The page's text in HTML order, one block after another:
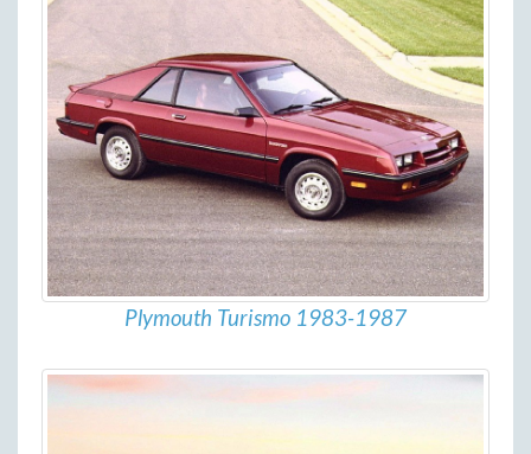
Plymouth Turismo 1983-1987